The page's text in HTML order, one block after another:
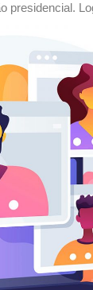
presidencial.